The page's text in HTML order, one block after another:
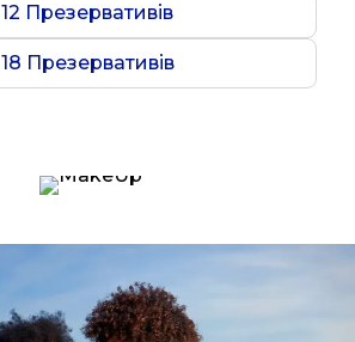
12 Презервативів
18 Презервативів